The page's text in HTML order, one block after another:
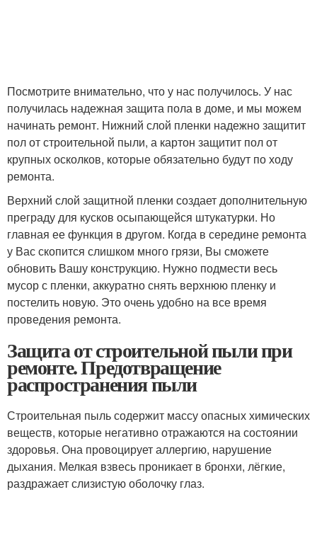
Посмотрите внимательно, что у нас получилось. У нас
получилась надежная защита пола в доме, и мы можем
начинать ремонт. Нижний слой пленки надежно защитит
пол от строительной пыли, а картон защитит пол от
крупных осколков, которые обязательно будут по ходу
ремонта.
Верхний слой защитной пленки создает дополнительную
преграду для кусков осыпающейся штукатурки. Но
главная ее функция в другом. Когда в середине ремонта
у Вас скопится слишком много грязи, Вы сможете
обновить Вашу конструкцию. Нужно подмести весь
мусор с пленки, аккуратно снять верхнюю пленку и
постелить новую. Это очень удобно на все время
проведения ремонта.
Защита от строительной пыли при
ремонте. Предотвращение
распространения пыли
Строительная пыль содержит массу опасных химических
веществ, которые негативно отражаются на состоянии
здоровья. Она провоцирует аллергию, нарушение
дыхания. Мелкая взвесь проникает в бронхи, лёгкие,
раздражает слизистую оболочку глаз.